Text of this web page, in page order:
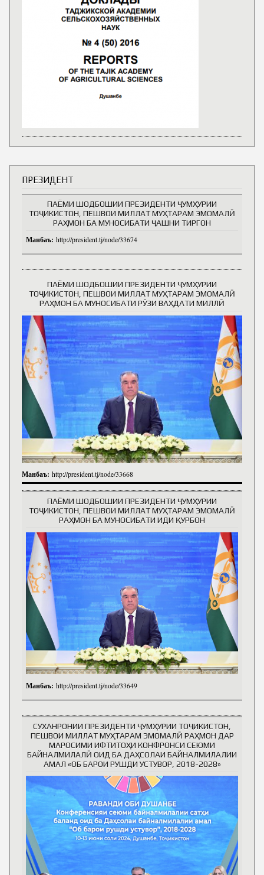
ПРЕЗИДЕНТ
ПАЁМИ ШОДБОШИИ ПРЕЗИДЕНТИ ҶУМҲУРИИ
ТОҶИКИСТОН, ПЕШВОИ МИЛЛАТ МУҲТАРАМ ЭМОМАЛӢ
РАҲМОН БА МУНОСИБАТИ ҶАШНИ ТИРГОН
Манбаъ: http://president.tj/node/33674
ПАЁМИ ШОДБОШИИ ПРЕЗИДЕНТИ ҶУМҲУРИИ
ТОҶИКИСТОН, ПЕШВОИ МИЛЛАТ МУҲТАРАМ ЭМОМАЛӢ
РАҲМОН БА МУНОСИБАТИ РӮЗИ ВАҲДАТИ МИЛЛӢ
Манбаъ: http://president.tj/node/33668
ПАЁМИ ШОДБОШИИ ПРЕЗИДЕНТИ ҶУМҲУРИИ
ТОҶИКИСТОН, ПЕШВОИ МИЛЛАТ МУҲТАРАМ ЭМОМАЛӢ
РАҲМОН БА МУНОСИБАТИ ИДИ ҚУРБОН
Манбаъ: http://president.tj/node/33649
СУХАНРОНИИ ПРЕЗИДЕНТИ ҶУМҲУРИИ ТОҶИКИСТОН,
ПЕШВОИ МИЛЛАТ МУҲТАРАМ ЭМОМАЛӢ РАҲМОН ДАР
МАРОСИМИ ИФТИТОҲИ КОНФРОНСИ СЕЮМИ
БАЙНАЛМИЛАЛӢ ОИД БА ДАҲСОЛАИ БАЙНАЛМИЛАЛИИ
АМАЛ «ОБ БАРОИ РУШДИ УСТУВОР, 2018-2028»